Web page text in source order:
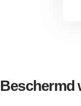
Beschermd